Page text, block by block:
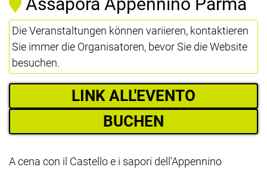
Die Veranstaltungen können variieren, kontaktieren
Sie immer die Organisatoren, bevor Sie die Website
besuchen.
LINK ALL'EVENTO
BUCHEN
A cena con il Castello e i sapori dell'Appennino